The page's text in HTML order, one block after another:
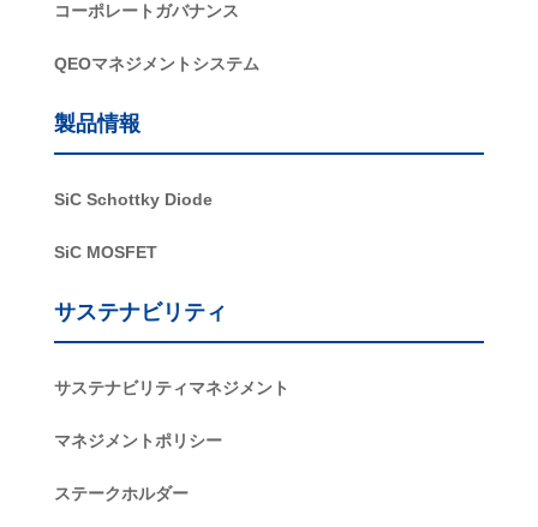
コーポレートガバナンス
QEOマネジメントシステム
製品情報
SiC Schottky Diode
SiC MOSFET
サステナビリティ
サステナビリティマネジメント
マネジメントポリシー
ステークホルダー